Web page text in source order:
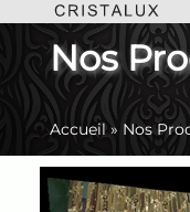
Nos
Accueil» Nos